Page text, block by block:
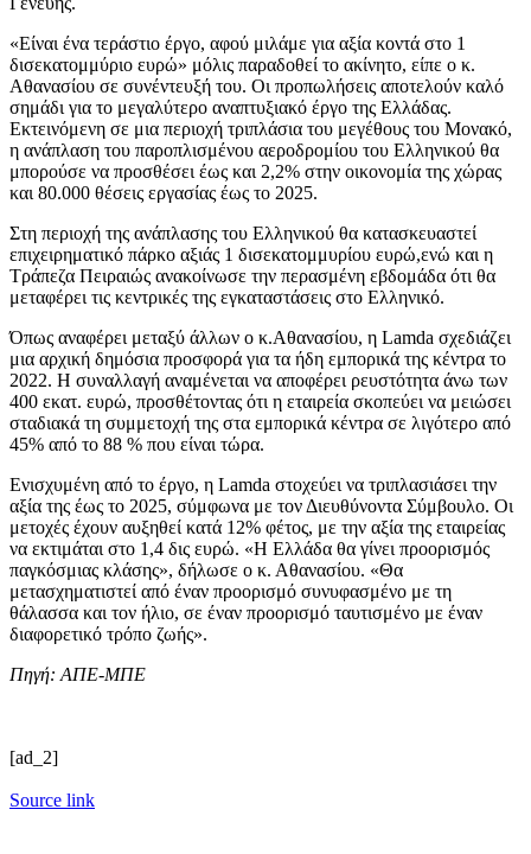
«Είναι ένα τεράστιο έργο, αφού μιλάμε για αξία κοντά στο 1
δισεκατομμύριο ευρώ» μόλις παραδοθεί το ακίνητο, είπε ο κ.
Αθανασίου σε συνέντευξή του. Οι προπωλήσεις αποτελούν καλό
σημάδι για το μεγαλύτερο αναπτυξιακό έργο της Ελλάδας.
Εκτεινόμενη σε μια περιοχή τριπλάσια του μεγέθους του Μονακό,
η ανάπλαση του παροπλισμένου αεροδρομίου του Ελληνικού θα
μπορούσε να προσθέσει έως και 2,2% στην οικονομία της χώρας
και 80.000 θέσεις εργασίας έως το 2025.
Στη περιοχή της ανάπλασης του Ελληνικού θα κατασκευαστεί
επιχειρηματικό πάρκο αξιάς 1 δισεκατομμυρίου ευρώ,ενώ και η
Τράπεζα Πειραιώς ανακοίνωσε την περασμένη εβδομάδα ότι θα
μεταφέρει τις κεντρικές της εγκαταστάσεις στο Ελληνικό.
Όπως αναφέρει μεταξύ άλλων ο κ.Αθανασίου, η Lamda σχεδιάζει
μια αρχική δημόσια προσφορά για τα ήδη εμπορικά της κέντρα το
2022. Η συναλλαγή αναμένεται να αποφέρει ρευστότητα άνω των
400 εκατ. ευρώ, προσθέτοντας ότι η εταιρεία σκοπεύει να μειώσει
σταδιακά τη συμμετοχή της στα εμπορικά κέντρα σε λιγότερο από
45% από το 88 % που είναι τώρα.
Ενισχυμένη από το έργο, η Lamda στοχεύει να τριπλασιάσει την
αξία της έως το 2025, σύμφωνα με τον Διευθύνοντα Σύμβουλο. Οι
μετοχές έχουν αυξηθεί κατά 12% φέτος, με την αξία της εταιρείας
να εκτιμάται στο 1,4 δις ευρώ. «Η Ελλάδα θα γίνει προορισμός
παγκόσμιας κλάσης», δήλωσε ο κ. Αθανασίου. «Θα
μετασχηματιστεί από έναν προορισμό συνυφασμένο με τη
θάλασσα και τον ήλιο, σε έναν προορισμό ταυτισμένο με έναν
διαφορετικό τρόπο ζωής».
Πηγή: ΑΠΕ-ΜΠΕ
[ad_2]
Source link